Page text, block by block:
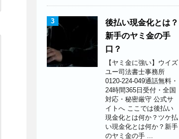
3
後払い現金化とは？
新手のヤミ金の手
口？
【ヤミ金に強い】ウイズ
ユー司法書士事務所
0120-224-049通話無料・
24時間365日受付・全国
対応・秘密厳守 公式サ
イトへ ここでは後払い
現金化とは何か？ツケ払
い現金化とは何か？新手
のヤミ金の手 ...